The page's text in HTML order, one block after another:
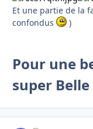
Et une partie de la
confondus
)
Pour une
super